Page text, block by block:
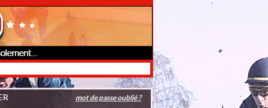
mot de passe oublié ?